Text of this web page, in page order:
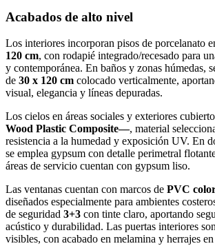
Acabados de alto nivel
Los interiores incorporan pisos de porcelanato
120 cm, con rodapié integrado/recesado para
y contemporánea. En baños y zonas húmedas,
de 30 x 120 cm colocado verticalmente,
visual, elegancia y líneas depuradas.
Los cielos en áreas sociales y exteriores
Wood Plastic Composite—, material
resistencia a la humedad y exposición UV. En
se emplea gypsum con detalle perimetral
áreas de servicio cuentan con gypsum liso.
Las ventanas cuentan con marcos de PVC
diseñados especialmente para ambientes
de seguridad 3+3 con tinte claro, aportando
acústico y durabilidad. Las puertas interiores
visibles, con acabado en melamina y herrajes